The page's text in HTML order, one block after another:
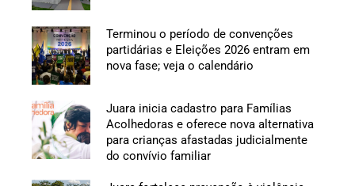
Terminou o período de convenções
partidárias e Eleições 2026 entram em
nova fase; veja o calendário
Juara inicia cadastro para Famílias
Acolhedoras e oferece nova alternativa
para crianças afastadas judicialmente
do convívio familiar